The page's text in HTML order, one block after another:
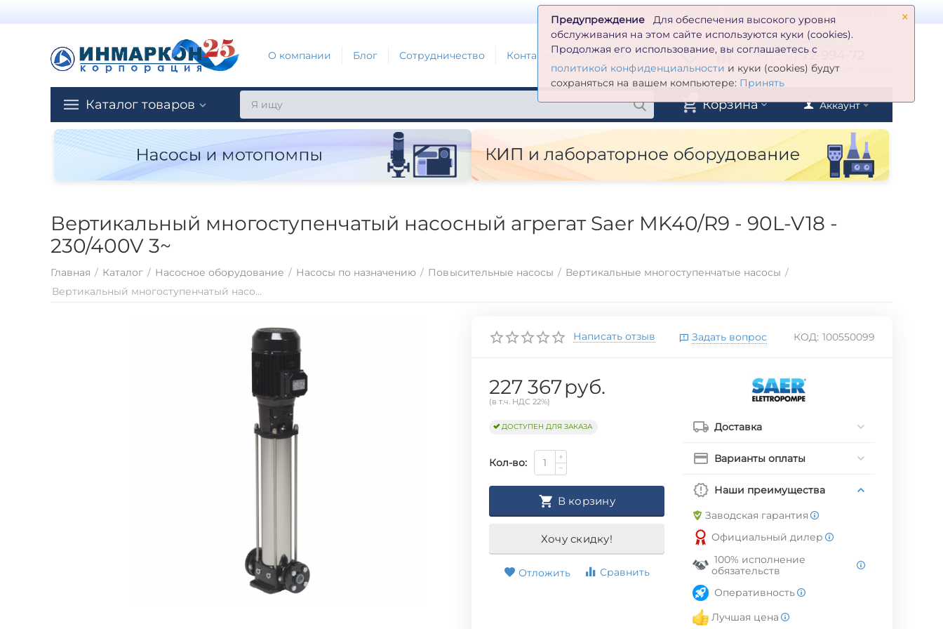
×
Предупреждение
Для обеспечения высокого уровня
обслуживания на этом сайте используются куки (cookies).
Продолжая его использование, вы соглашаетесь с
политикой конфиденциальности и куки (cookies) будут
сохраняться на вашем компьютере: Принять
О компании Блог Сотрудничество Контакты Глоссарий
zakaz@inmarkon.ru
+7(351)72-994-72
Заказать обратный звонок
Каталог товаров Аккаунт
Корзина
Вертикальный многоступенчатый насосный агрегат Saer MK40/R9 - 90L-V18 -
230/400V 3~
Главная / Каталог / Насосное оборудование / Насосы по назначению / Повысительные насосы / Вертикальные многоступенчатые насосы /
Вертикальный многоступенчатый насосный агрегат Saer MK40/R9 - 90L-V18 - 230/400V 3~
Написать отзыв Задать вопрос КОД: 100550099
227 367руб.
(в т.ч. НДС 22%)
ДОСТУПЕН ДЛЯ ЗАКАЗА
Кол-во:
+
−
В корзину
Хочу скидку!
Отложить Сравнить
Доставка
Варианты оплаты
Наши преимущества
Заводская гарантия
Официальный дилер
100% исполнение
обязательств
Оперативность
Лучшая цена